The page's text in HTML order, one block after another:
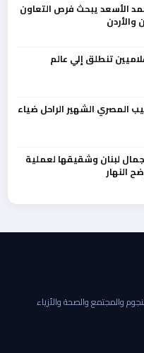
الأسعد يبحث فرص التعاون
والأردن
تنطلق إلي عالم
المصري الشهير الراحل ضياء
لبنان وشقيقها لعملية
النهار
والمجتمع والصحة والأزياء